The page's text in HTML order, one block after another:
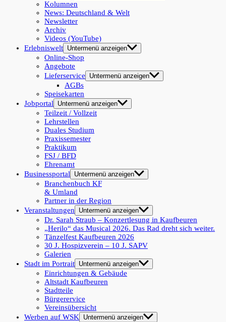
Kolumnen
News: Deutschland & Welt
Newsletter
Archiv
Videos (YouTube)
Erlebniswelt Untermenü anzeigen
Online-Shop
Angebote
Lieferservice
Untermenü anzeigen
AGBs
Speisekarten
Jobportal
Untermenü anzeigen
Teilzeit / Vollzeit
Lehrstellen
Duales Studium
Praxissemester
Praktikum
FSJ / BFD
Ehrenamt
Businessportal
Untermenü anzeigen
Branchenbuch KF
& Umland
Partner in der Region
Veranstaltungen
Untermenü anzeigen
Dr. Sarah Straub – Konzertlesung in Kaufbeuren
„Herilo“ das Musical 2026. Das Rad dreht sich weiter.
Tänzelfest Kaufbeuren 2026
30 J. Hospizverein – 10 J. SAPV
Galerien
Stadt im Portrait Untermenü anzeigen
Einrichtungen & Gebäude
Altstadt Kaufbeuren
Stadtteile
Bürgerervice
Vereinsübersicht
Werben auf WSK
Untermenü anzeigen